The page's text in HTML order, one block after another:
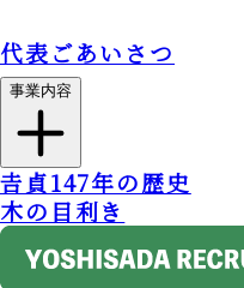
代表ごあいさつ
事業内容
事業内容トップ
𠮷貞147年の歴史
木の目利き